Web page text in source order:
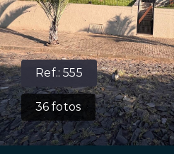
Ref.:555
36 fotos